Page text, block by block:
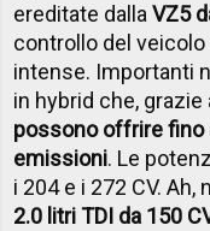
ereditate dallaVZ5
controllo del
intense. Importanti
in hybrid che, grazie
possono offrire fino
emissioni. Le
i 204 e i 272 CV.
2.0 litri TDI da 150